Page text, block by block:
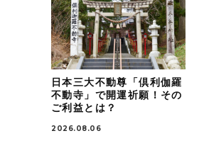
日本三大不動尊「倶利伽羅
不動寺」で開運祈願！その
ご利益とは？
2026.08.06